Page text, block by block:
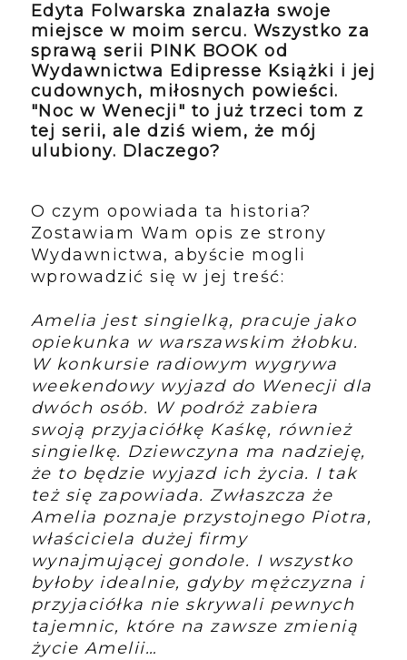
Edyta Folwarska znalazła swoje
miejsce w moim sercu. Wszystko za
sprawą serii PINK BOOK od
Wydawnictwa Edipresse Książki i jej
cudownych, miłosnych powieści.
"Noc w Wenecji" to już trzeci tom z
tej serii, ale dziś wiem, że mój
ulubiony. Dlaczego?
O czym opowiada ta historia?
Zostawiam Wam opis ze strony
Wydawnictwa, abyście mogli
wprowadzić się w jej treść:
Amelia jest singielką, pracuje jako
opiekunka w warszawskim żłobku.
W konkursie radiowym wygrywa
weekendowy wyjazd do Wenecji dla
dwóch osób. W podróż zabiera
swoją przyjaciółkę Kaśkę, również
singielkę. Dziewczyna ma nadzieję,
że to będzie wyjazd ich życia. I tak
też się zapowiada. Zwłaszcza że
Amelia poznaje przystojnego Piotra,
właściciela dużej firmy
wynajmującej gondole. I wszystko
byłoby idealnie, gdyby mężczyzna i
przyjaciółka nie skrywali pewnych
tajemnic, które na zawsze zmienią
życie Amelii…